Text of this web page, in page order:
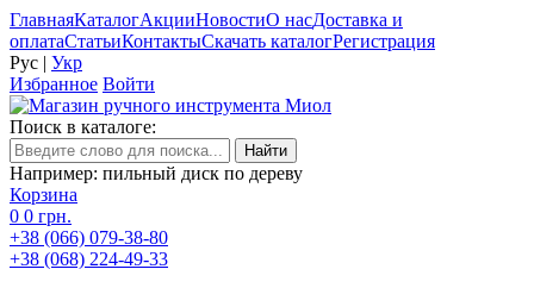
ГлавнаяКаталогАкцииНовостиО насДоставка и
оплатаСтатьиКонтактыСкачать каталогРегистрация
Рус | Укр
Избранное Войти
Поиск в каталоге:
Например: пильный диск по дереву
Корзина
0 0 грн.
+38 (066) 079-38-80
+38 (068) 224-49-33